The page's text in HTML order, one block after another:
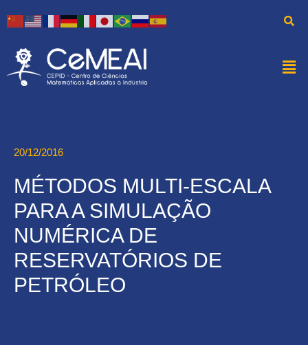
20/12/2016
MÉTODOS MULTI-ESCALA
PARA A SIMULAÇÃO
NUMÉRICA DE
RESERVATÓRIOS DE
PETRÓLEO